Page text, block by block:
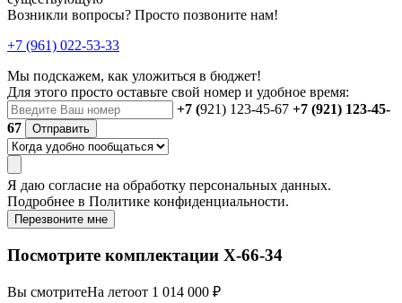
Возникли вопросы? Просто позвоните нам!
+7 (961) 022-53-33
Мы подскажем, как уложиться в бюджет!
Для этого просто оставьте свой номер и удобное время:
+7 (921) 123-45-67 +7 (921) 123-45-
67
Отправить
Я даю согласие на обработку персональных данных.
Подробнее в Политике конфиденциальности.
Перезвоните мне
Посмотрите комплектации Х-66-34
Вы смотритеНа летоот 1 014 000 ₽